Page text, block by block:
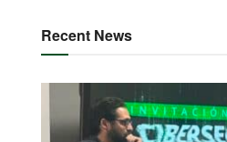
Recent News